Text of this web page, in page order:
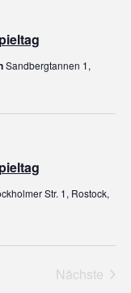
Sandbergtannen 1,
Str. 1, Rostock,
Nächste